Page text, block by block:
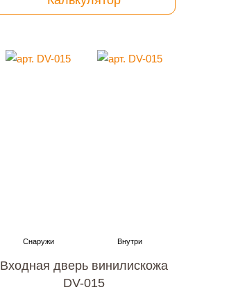
Входная дверь винилискожа
DV-015